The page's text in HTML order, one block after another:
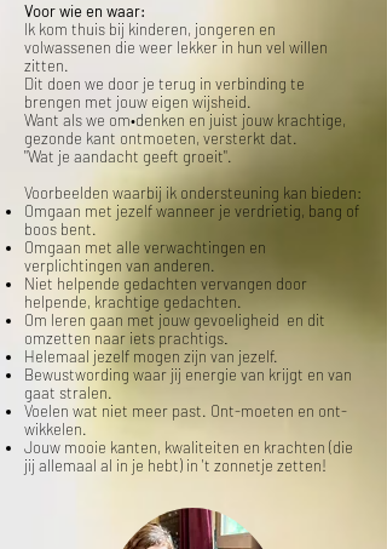
Voor wie en waar:
Ik kom thuis bij kinderen, jongeren en
volwassenen die weer lekker in hun vel willen
zitten.
Dit doen we door je terug in verbinding te
brengen met jouw eigen wijsheid.
Want als we om•denken en juist jouw krachtige,
gezonde kant ontmoeten, versterkt dat.
"Wat je aandacht geeft groeit".
Voorbeelden waarbij ik ondersteuning kan bieden:
Omgaan met jezelf wanneer je verdrietig, bang of
boos bent.
Omgaan met alle verwachtingen en
verplichtingen van anderen.
Niet helpende gedachten vervangen door
helpende, krachtige gedachten.
Om leren gaan met jouw gevoeligheid en dit
omzetten naar iets prachtigs.
Helemaal jezelf mogen zijn van jezelf.
Bewustwording waar jij energie van krijgt en van
gaat stralen.
Voelen wat niet meer past. Ont-moeten en ont-
wikkelen.
Jouw mooie kanten, kwaliteiten en krachten (die
jij allemaal al in je hebt) in 't zonnetje zetten!